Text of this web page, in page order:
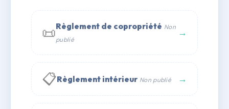
📞 Contacter Syndic Digital 💬 WhatsApp
✉ Email
📜Règlement de copropriété Non
publié
→
📋Règlement intérieur Non publié →